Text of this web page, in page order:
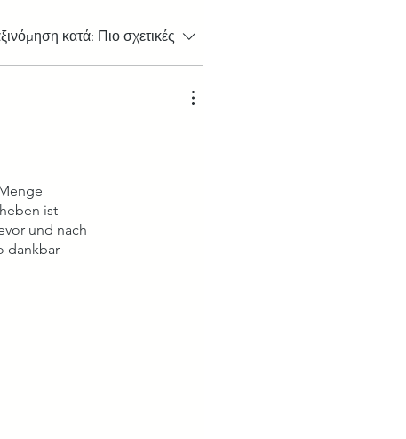
κατά: Πιο σχετικές
ist
und nach
dankbar